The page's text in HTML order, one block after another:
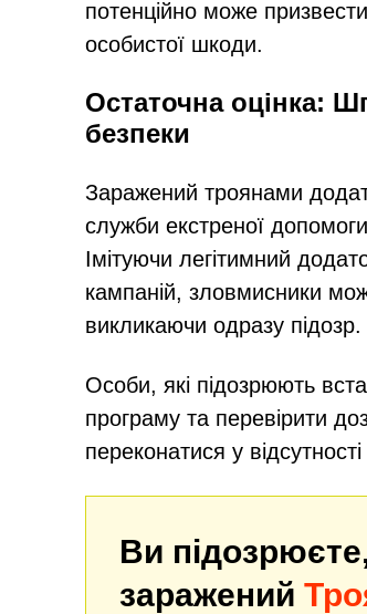
потенційно може
особистої шкоди.
Остаточна оцінка:
безпеки
Заражений троянами
служби екстреної
Імітуючи легітимний
кампаній, зловмисники
викликаючи одразу підозр.
Особи, які підозрюють
програму та перевірити
переконатися у
Ви
заражений